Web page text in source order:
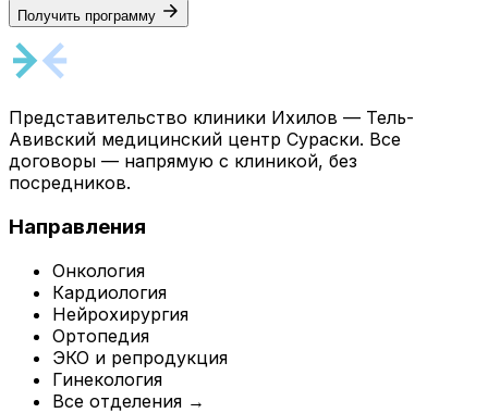
Получить программу
Представительство клиники Ихилов — Тель-
Авивский медицинский центр Сураски. Все
договоры — напрямую с клиникой, без
посредников.
Направления
Онкология
Кардиология
Нейрохирургия
Ортопедия
ЭКО и репродукция
Гинекология
Все отделения →